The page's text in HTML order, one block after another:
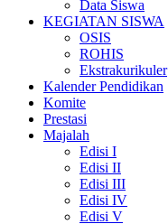
Data Siswa
KEGIATAN SISWA
OSIS
ROHIS
Ekstrakurikuler
Kalender Pendidikan
Komite
Prestasi
Majalah
Edisi I
Edisi II
Edisi III
Edisi IV
Edisi V